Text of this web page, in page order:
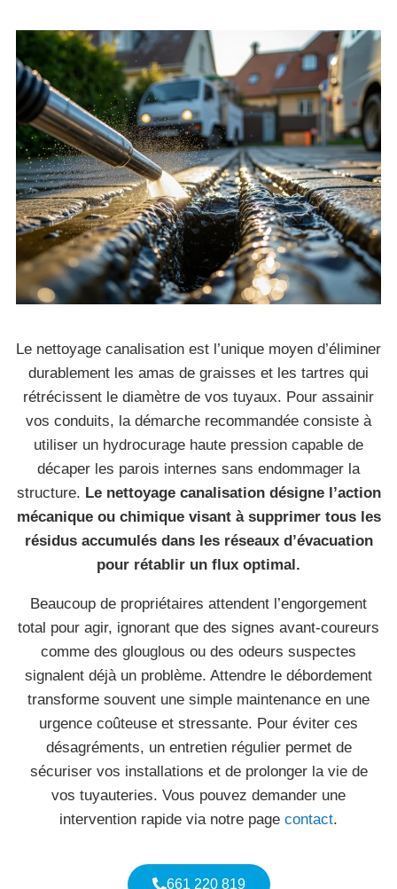
Le nettoyage canalisation est l’unique moyen d’éliminer
durablement les amas de graisses et les tartres qui
rétrécissent le diamètre de vos tuyaux. Pour assainir
vos conduits, la démarche recommandée consiste à
utiliser un hydrocurage haute pression capable de
décaper les parois internes sans endommager la
structure. Le nettoyage canalisation désigne l’action
mécanique ou chimique visant à supprimer tous les
résidus accumulés dans les réseaux d’évacuation
pour rétablir un flux optimal.
Beaucoup de propriétaires attendent l’engorgement
total pour agir, ignorant que des signes avant-coureurs
comme des glouglous ou des odeurs suspectes
signalent déjà un problème. Attendre le débordement
transforme souvent une simple maintenance en une
urgence coûteuse et stressante. Pour éviter ces
désagréments, un entretien régulier permet de
sécuriser vos installations et de prolonger la vie de
vos tuyauteries. Vous pouvez demander une
intervention rapide via notre page contact.
661 220 819